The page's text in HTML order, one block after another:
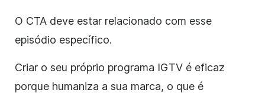
O CTA deve estar relacionado com esse
episódio específico.
Criar o seu próprio programa IGTV é eficaz
porque humaniza a sua marca, o que é